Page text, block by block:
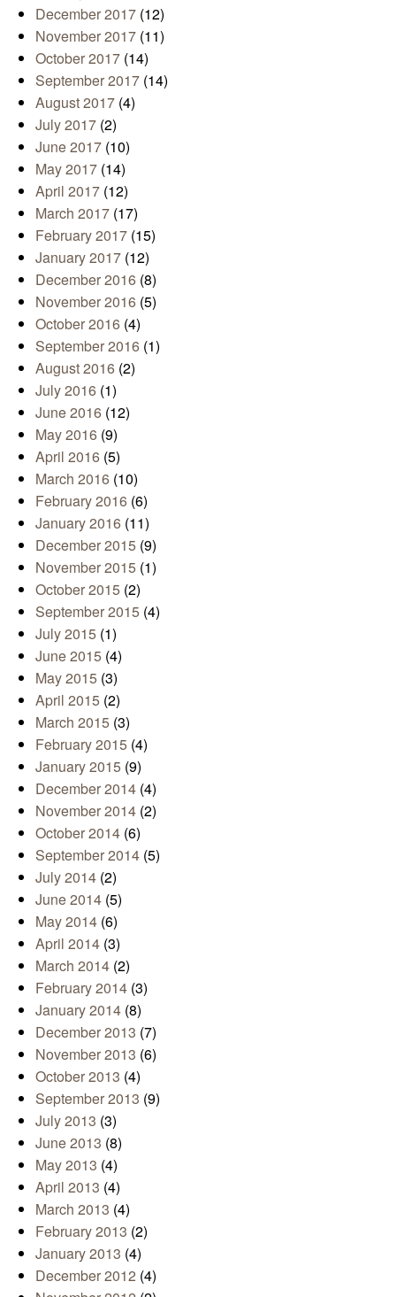
December 2017 (12)
November 2017 (11)
October 2017 (14)
September 2017 (14)
August 2017 (4)
July 2017 (2)
June 2017 (10)
May 2017 (14)
April 2017 (12)
March 2017 (17)
February 2017 (15)
January 2017 (12)
December 2016 (8)
November 2016 (5)
October 2016 (4)
September 2016 (1)
August 2016 (2)
July 2016 (1)
June 2016 (12)
May 2016 (9)
April 2016 (5)
March 2016 (10)
February 2016 (6)
January 2016 (11)
December 2015 (9)
November 2015 (1)
October 2015 (2)
September 2015 (4)
July 2015 (1)
June 2015 (4)
May 2015 (3)
April 2015 (2)
March 2015 (3)
February 2015 (4)
January 2015 (9)
December 2014 (4)
November 2014 (2)
October 2014 (6)
September 2014 (5)
July 2014 (2)
June 2014 (5)
May 2014 (6)
April 2014 (3)
March 2014 (2)
February 2014 (3)
January 2014 (8)
December 2013 (7)
November 2013 (6)
October 2013 (4)
September 2013 (9)
July 2013 (3)
June 2013 (8)
May 2013 (4)
April 2013 (4)
March 2013 (4)
February 2013 (2)
January 2013 (4)
December 2012 (4)